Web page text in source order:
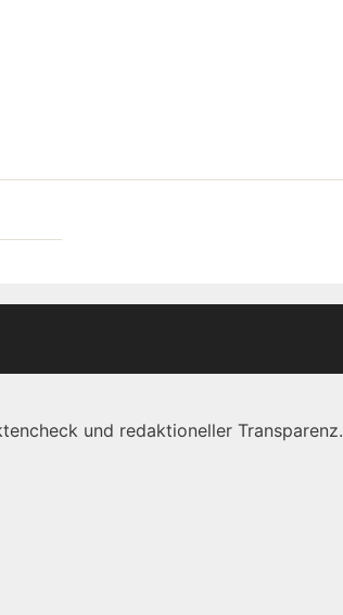
und redaktioneller Transparenz.